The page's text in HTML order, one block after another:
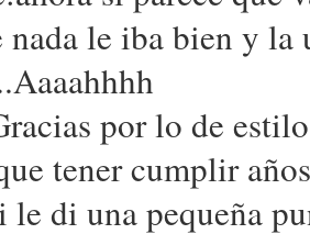
le iba bien y la
por lo de
tener cumplir
le di una pequeña